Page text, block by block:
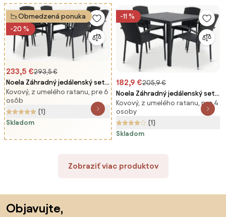
Obmedzená ponuka
-20 %
233,5 €293,5 €
Noela Záhradný jedálenský set
Viking L + 6x ratanová stolička
Roma
Kovový, z umelého ratanu, pre 6
osôb
(1)
Skladom
-11 %
182,9 €205,9 €
Noela Záhradný jedálenský set
Viking M + 4x ratanová stolička
Roma
Kovový, z umelého ratanu, pre 4
osoby
(1)
Skladom
Zobraziť viac produktov
Objavujte,